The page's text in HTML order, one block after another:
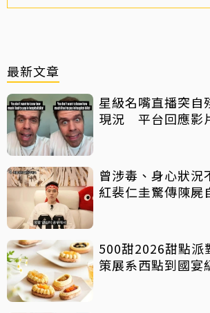
最新文章
星級名嘴直播突自
現況 平台回應影
曾涉毒、身心狀況
紅裴仁圭驚傳陳
500甜2026甜點派
策展系西點到國宴